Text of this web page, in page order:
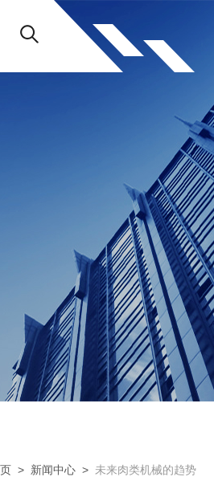
> 新闻中心 > 未来肉类机械的趋势